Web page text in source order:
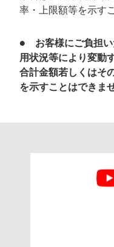
率・上限額等を示す
● お客様にご負担い
用状況等により変動
合計金額若しくはそ
を示すことはできま